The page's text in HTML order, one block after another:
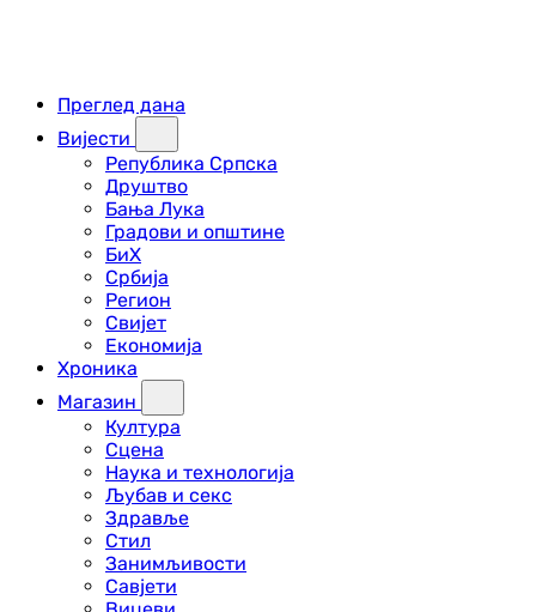
Преглед дана
Вијести
Република Српска
Друштво
Бања Лука
Градови и општине
БиХ
Србија
Регион
Свијет
Економија
Хроника
Магазин
Култура
Сцена
Наука и технологија
Љубав и секс
Здравље
Стил
Занимљивости
Савјети